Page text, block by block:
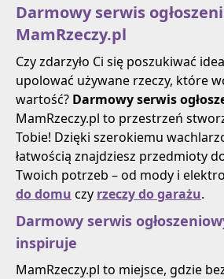
Darmowy serwis
MamRzeczy.pl
Czy zdarzyło Ci się poszukiwać
upolować używane rzeczy, które
wartość? Darmowy serwis
MamRzeczy.pl to przestrzeń
Tobie! Dzięki szerokiemu
łatwością znajdziesz przedmioty
Twoich potrzeb – od mody i
do domu czy rzeczy do garażu.
Darmowy serwis
inspiruje
MamRzeczy.pl to miejsce, gdzie